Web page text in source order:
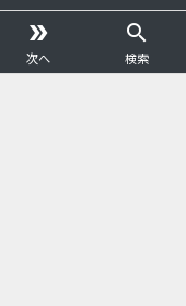

次へ

検索